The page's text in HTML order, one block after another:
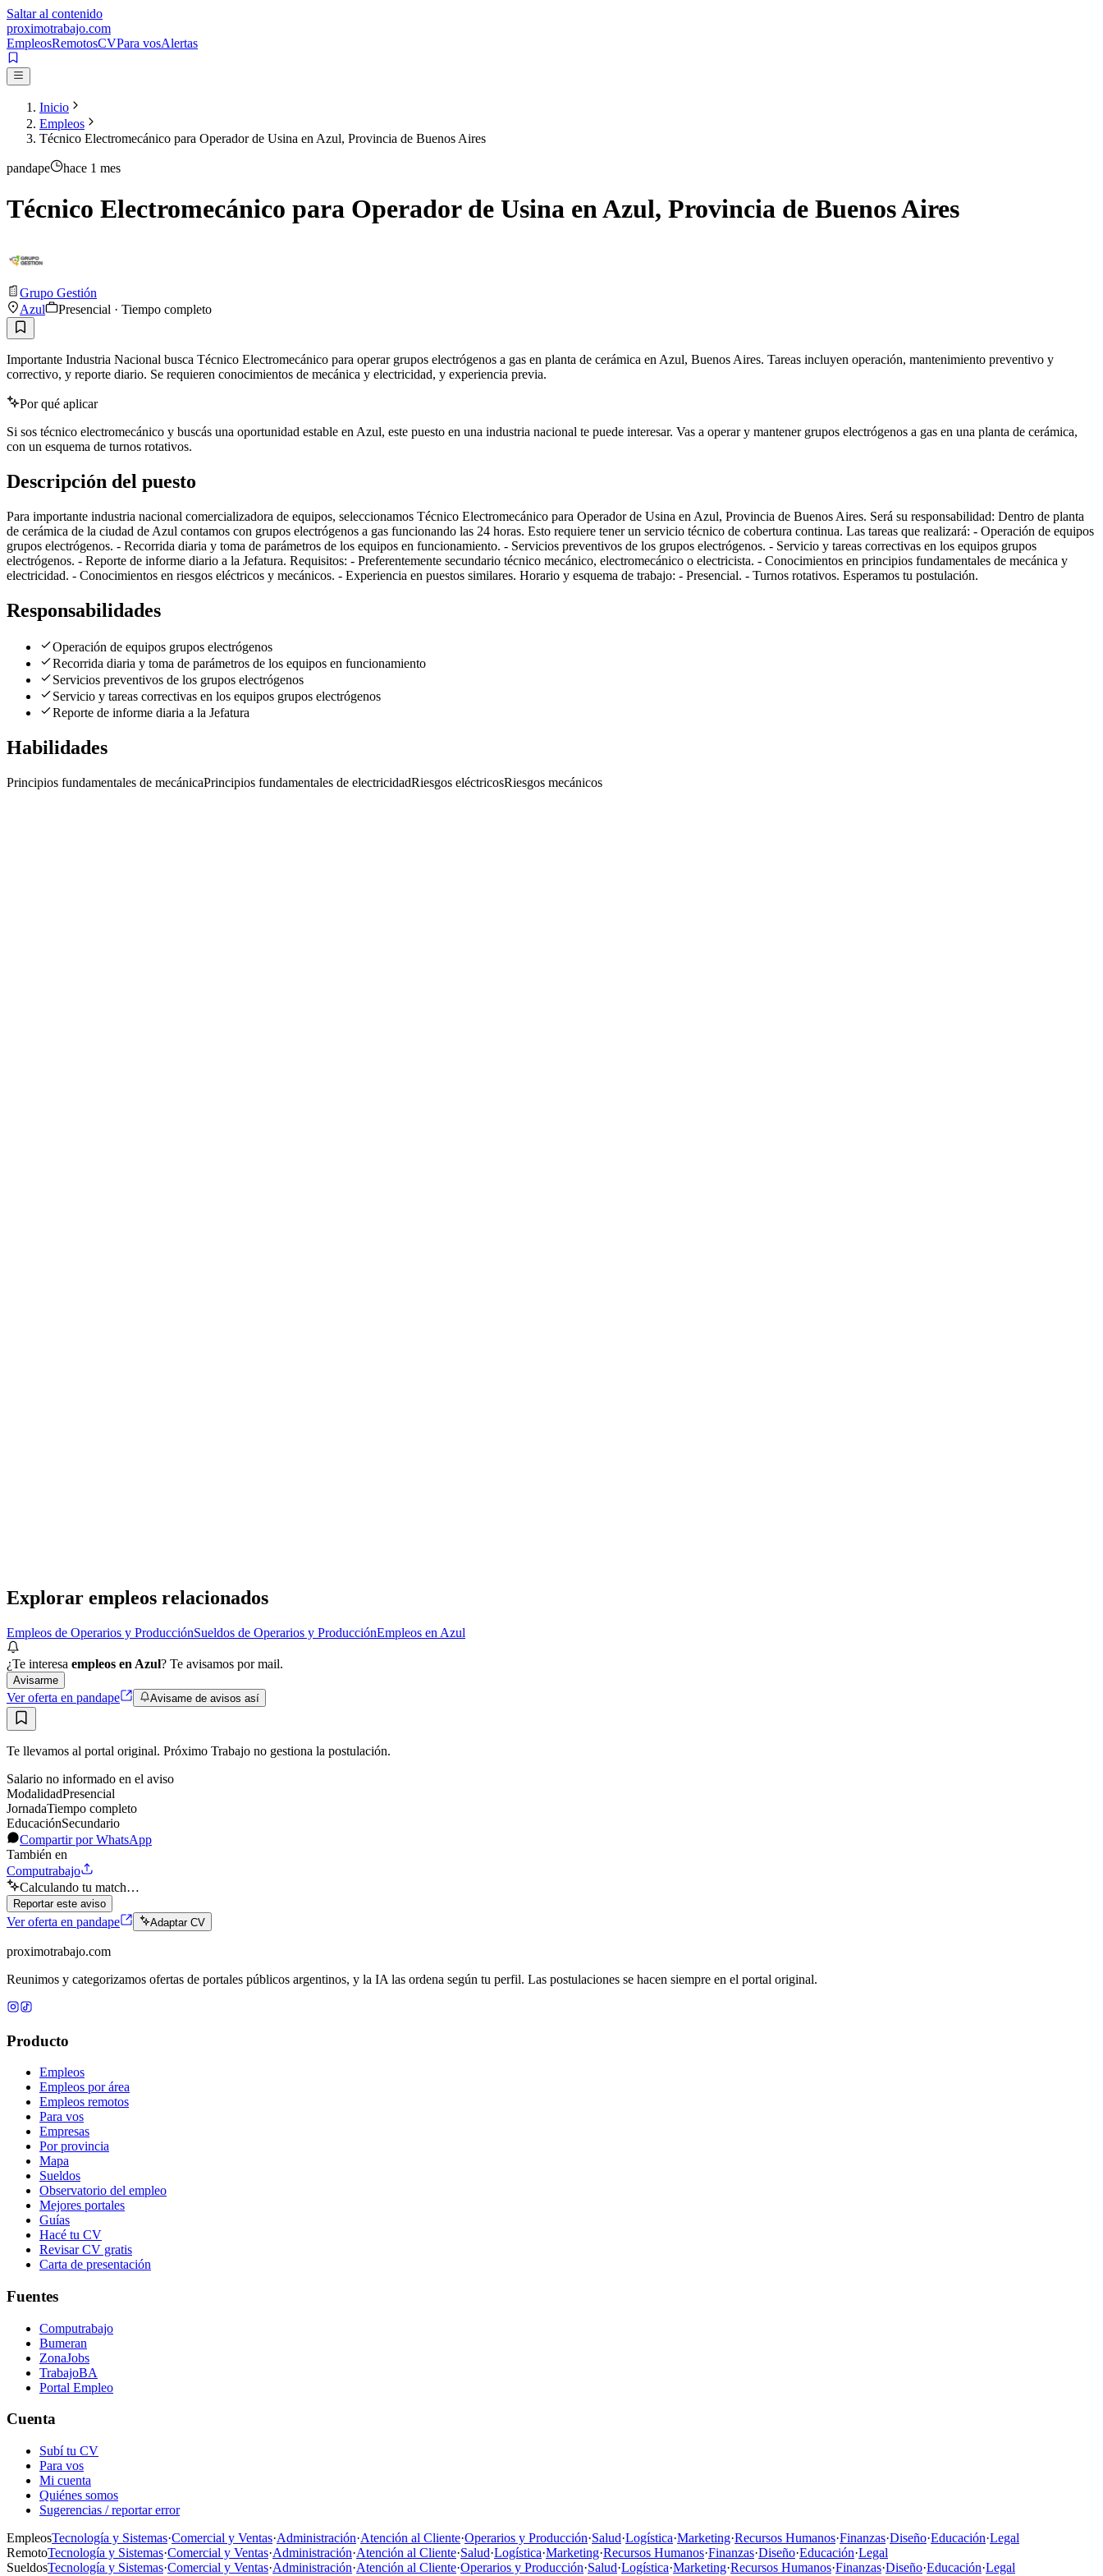
Saltar al contenido
proximotrabajo.com
EmpleosRemotosCVPara vosAlertas
Inicio
Empleos
Técnico Electromecánico para Operador de Usina en Azul, Provincia de Buenos Aires
pandape hace 1 mes
Técnico Electromecánico para Operador de Usina en Azul, Provincia de Buenos Aires
Grupo Gestión
Azul
Presencial · Tiempo completo
Importante Industria Nacional busca Técnico Electromecánico para operar grupos electrógenos a gas en planta de cerámica en Azul, Buenos Aires. Tareas incluyen operación, mantenimiento preventivo y
correctivo, y reporte diario. Se requieren conocimientos de mecánica y electricidad, y experiencia previa.
Por qué aplicar
Si sos técnico electromecánico y buscás una oportunidad estable en Azul, este puesto en una industria nacional te puede interesar. Vas a operar y mantener grupos electrógenos a gas en una planta de cerámica,
con un esquema de turnos rotativos.
Descripción del puesto
Para importante industria nacional comercializadora de equipos, seleccionamos Técnico Electromecánico para Operador de Usina en Azul, Provincia de Buenos Aires. Será su responsabilidad: Dentro de planta
de cerámica de la ciudad de Azul contamos con grupos electrógenos a gas funcionando las 24 horas. Esto requiere tener un servicio técnico de cobertura continua. Las tareas que realizará: - Operación de equipos
grupos electrógenos. - Recorrida diaria y toma de parámetros de los equipos en funcionamiento. - Servicios preventivos de los grupos electrógenos. - Servicio y tareas correctivas en los equipos grupos
electrógenos. - Reporte de informe diario a la Jefatura. Requisitos: - Preferentemente secundario técnico mecánico, electromecánico o electricista. - Conocimientos en principios fundamentales de mecánica y
electricidad. - Conocimientos en riesgos eléctricos y mecánicos. - Experiencia en puestos similares. Horario y esquema de trabajo: - Presencial. - Turnos rotativos. Esperamos tu postulación.
Responsabilidades
Operación de equipos grupos electrógenos
Recorrida diaria y toma de parámetros de los equipos en funcionamiento
Servicios preventivos de los grupos electrógenos
Servicio y tareas correctivas en los equipos grupos electrógenos
Reporte de informe diaria a la Jefatura
Habilidades
Principios fundamentales de mecánicaPrincipios fundamentales de electricidadRiesgos eléctricosRiesgos mecánicos
Explorar empleos relacionados
Empleos de Operarios y ProducciónSueldos de Operarios y ProducciónEmpleos en Azul
¿Te interesa empleos en Azul? Te avisamos por mail.
Avisarme
Ver oferta en pandape Avisame de avisos así
Te llevamos al portal original. Próximo Trabajo no gestiona la postulación.
Salario no informado en el aviso
ModalidadPresencial
JornadaTiempo completo
EducaciónSecundario
Compartir por WhatsApp
También en
Computrabajo
Calculando tu match…
Reportar este aviso
Ver oferta en pandape Adaptar CV
proximotrabajo.com
Reunimos y categorizamos ofertas de portales públicos argentinos, y la IA las ordena según tu perfil. Las postulaciones se hacen siempre en el portal original.
Producto
Empleos
Empleos por área
Empleos remotos
Para vos
Empresas
Por provincia
Mapa
Sueldos
Observatorio del empleo
Mejores portales
Guías
Hacé tu CV
Revisar CV gratis
Carta de presentación
Fuentes
Computrabajo
Bumeran
ZonaJobs
TrabajoBA
Portal Empleo
Cuenta
Subí tu CV
Para vos
Mi cuenta
Quiénes somos
Sugerencias / reportar error
EmpleosTecnología y Sistemas·Comercial y Ventas·Administración·Atención al Cliente·Operarios y Producción·Salud·Logística·Marketing·Recursos Humanos·Finanzas·Diseño·Educación·Legal
RemotoTecnología y Sistemas·Comercial y Ventas·Administración·Atención al Cliente·Salud·Logística·Marketing·Recursos Humanos·Finanzas·Diseño·Educación·Legal
SueldosTecnología y Sistemas·Comercial y Ventas·Administración·Atención al Cliente·Operarios y Producción·Salud·Logística·Marketing·Recursos Humanos·Finanzas·Diseño·Educación·Legal